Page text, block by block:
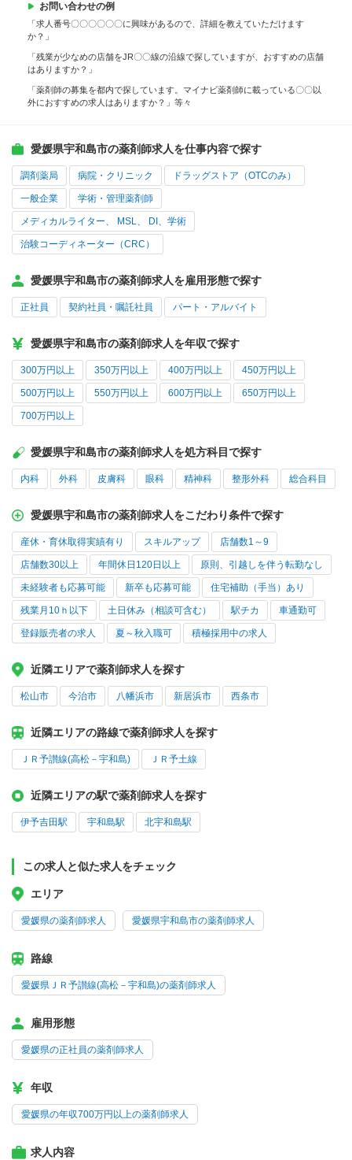
お問い合わせの例
「求人番号〇〇〇〇〇〇に興味があるので、詳細を教えていただけます
か？」
「残業が少なめの店舗をJR〇〇線の沿線で探していますが、おすすめの店舗
はありますか？」
「薬剤師の募集を都内で探しています。マイナビ薬剤師に載っている〇〇以
外におすすめの求人はありますか？」等々
愛媛県宇和島市の薬剤師求人を仕事内容で探す
調剤薬局 病院・クリニック ドラッグストア（OTCのみ）
一般企業 学術・管理薬剤師
メディカルライター、 MSL、 DI、学術
治験コーディネーター（CRC）
愛媛県宇和島市の薬剤師求人を雇用形態で探す
正社員 契約社員・嘱託社員 パート・アルバイト
愛媛県宇和島市の薬剤師求人を年収で探す
300万円以上 350万円以上 400万円以上 450万円以上
500万円以上 550万円以上 600万円以上 650万円以上
700万円以上
愛媛県宇和島市の薬剤師求人を処方科目で探す
内科 外科 皮膚科 眼科 精神科 整形外科 総合科目
愛媛県宇和島市の薬剤師求人をこだわり条件で探す
産休・育休取得実績有り スキルアップ 店舗数1～9
店舗数30以上 年間休日120日以上 原則、引越しを伴う転勤なし
未経験者も応募可能 新卒も応募可能 住宅補助（手当）あり
残業月10ｈ以下 土日休み（相談可含む） 駅チカ 車通勤可
登録販売者の求人 夏～秋入職可 積極採用中の求人
近隣エリアで薬剤師求人を探す
松山市 今治市 八幡浜市 新居浜市 西条市
近隣エリアの路線で薬剤師求人を探す
ＪＲ予讃線(高松－宇和島) ＪＲ予土線
近隣エリアの駅で薬剤師求人を探す
伊予吉田駅 宇和島駅 北宇和島駅
この求人と似た求人をチェック
エリア
愛媛県の薬剤師求人 愛媛県宇和島市の薬剤師求人
路線
愛媛県ＪＲ予讃線(高松－宇和島)の薬剤師求人
雇用形態
愛媛県の正社員の薬剤師求人
年収
愛媛県の年収700万円以上の薬剤師求人
求人内容